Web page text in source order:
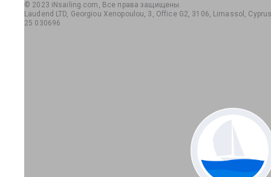
© 2023 iNsailing.com, Все права защищены.
Laudend LTD, Georgiou Xenopoulou, 3, Office G2, 3106, Limassol,
25 030696